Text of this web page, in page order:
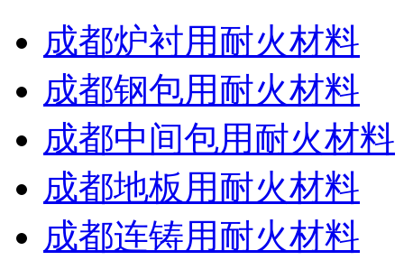
成都炉衬用耐火材料
成都钢包用耐火材料
成都中间包用耐火材料
成都地板用耐火材料
成都连铸用耐火材料